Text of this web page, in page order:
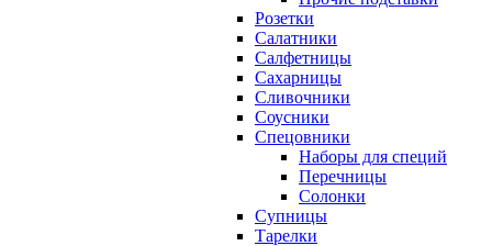
Розетки
Салатники
Салфетницы
Сахарницы
Сливочники
Соусники
Спецовники
Наборы для специй
Перечницы
Солонки
Супницы
Тарелки